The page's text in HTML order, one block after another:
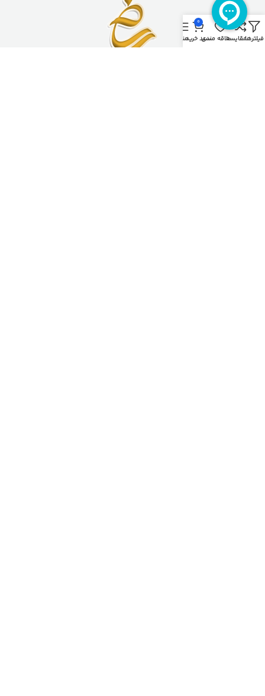
فیلترهامقایسهعلاقه مندی
0
سبد خریدمنو